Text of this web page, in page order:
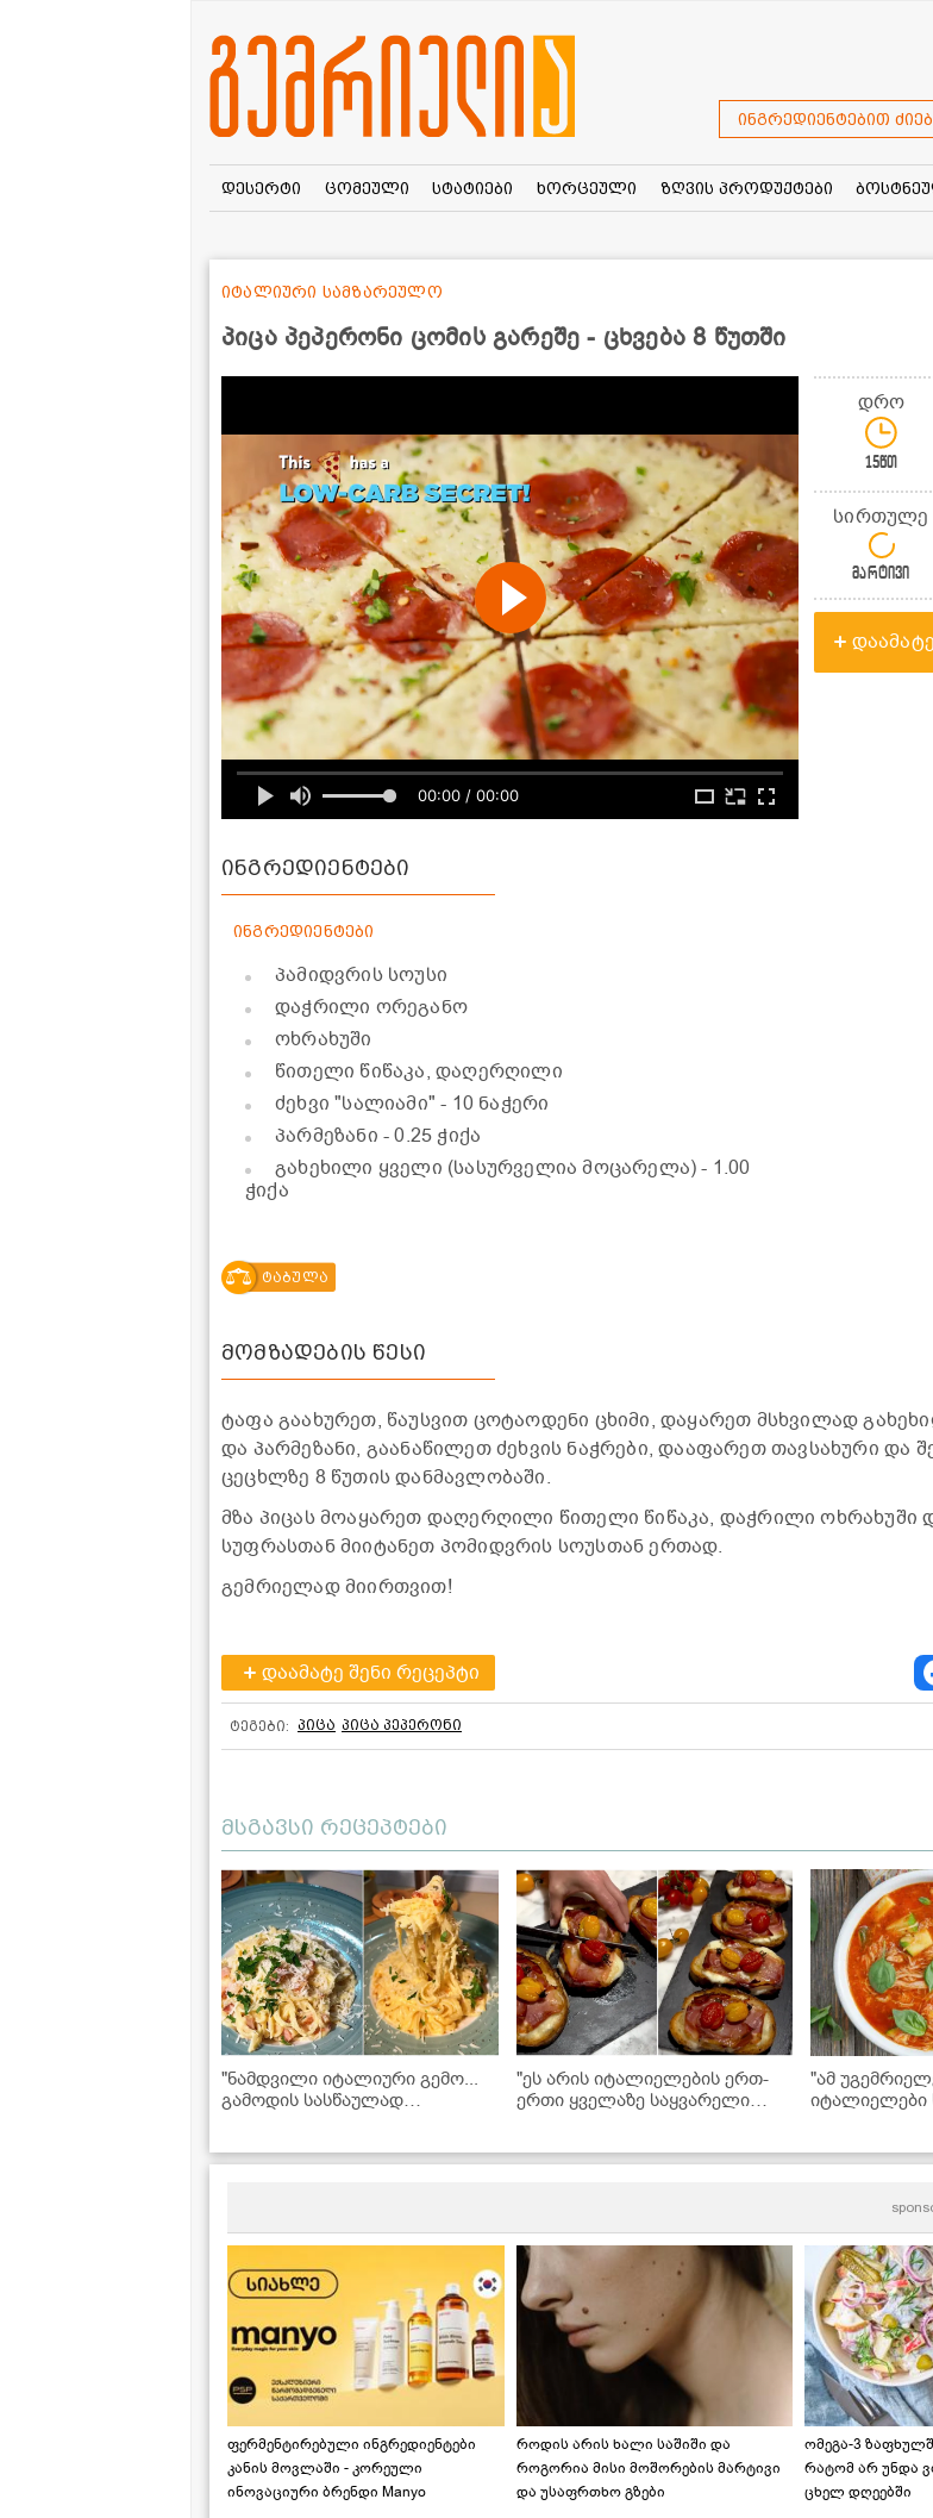
ინგრედიენტებით
დესერტი ცომეული სტატიები ხორცეული ზღვის პროდუქტები
პიცა პეპერონი ცომის გარეშე - ცხვება 8 წუთში
იტალიური სამზარეულო
00:00 / 00:00
დრო
15წთ
სირთულე
მარტივი
ინგრედიენტები
ინგრედიენტები
პამიდვრის სოუსი
დაჭრილი ორეგანო
ოხრახუში
წითელი წიწაკა, დაღერღილი
ძეხვი "სალიამი"- 10 ნაჭერი
პარმეზანი - 0.25 ჭიქა
გახეხილი ყველი (სასურველია მოცარელა)- 1.00
ჭიქა
ტაბულა
მომზადების წესი
ტაფა გაახურეთ, წაუსვით ცოტაოდენი ცხიმი, დაყარეთ მსხვილად
და პარმეზანი, გაანაწილეთ ძეხვის ნაჭრები, დააფარეთ თავსახური და
ცეცხლზე 8 წუთის დანმავლობაში.
მზა პიცას მოაყარეთ დაღერღილი წითელი წიწაკა, დაჭრილი ოხრახუში
სუფრასთან მიიტანეთ პომიდვრის სოუსთან ერთად.
გემრიელად მიირთვით!
დაამატე შენი რეცეპტი
ტეგები: პიცა პიცა პეპერონი
მსგავსი რეცეპტები
"ნამდვილი იტალიური გემო...
გამოდის სასწაულად
"ეს არის იტალიელების ერთ-
ერთი ყველაზე საყვარელი
კროსტინი სპეკითა და
"ამ
ფერმენტირებული ინგრედიენტები
კანის მოვლაში - კორეული
ინოვაციური ბრენდი Manyo
როდის არის ხალი საშიში და
როგორია მისი მოშორების მარტივი
და უსაფრთხო გზები
ომეგა-3
რატომ არ უნდა
ცხელ დღეებში